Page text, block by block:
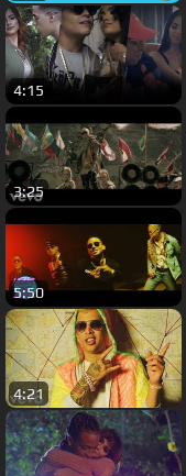
4:15
3:25
5:50
4:21